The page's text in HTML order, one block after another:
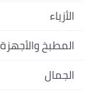
الجوالات
اللابتوبات
الأجهزة المنزلية
الأزياء
أزياء نسائية
أزياء البنات
المطبخ
الحمام
الجمال